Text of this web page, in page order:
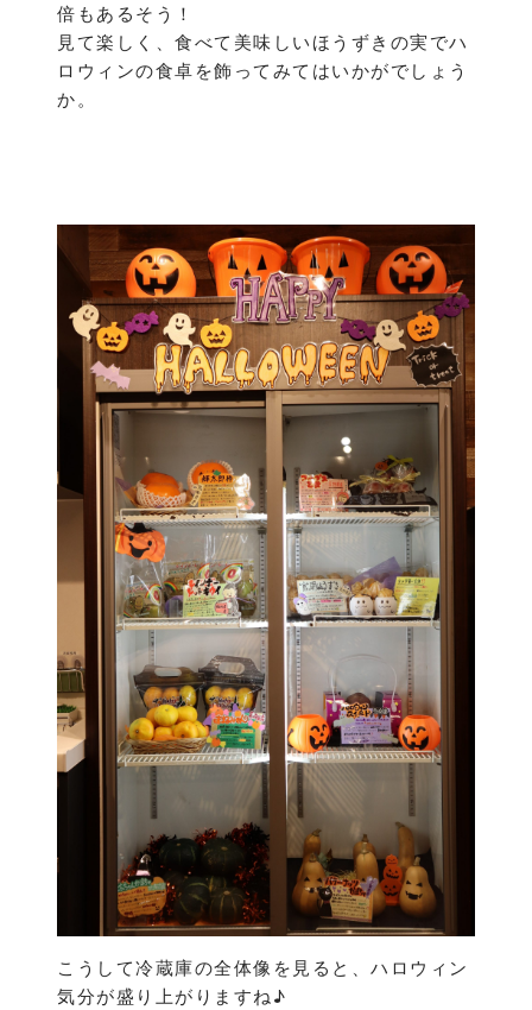
倍もあるそう！
見て楽しく、食べて美味しいほうずきの実でハ
ロウィンの食卓を飾ってみてはいかがでしょう
か。
こうして冷蔵庫の全体像を見ると、ハロウィン
気分が盛り上がりますね♪